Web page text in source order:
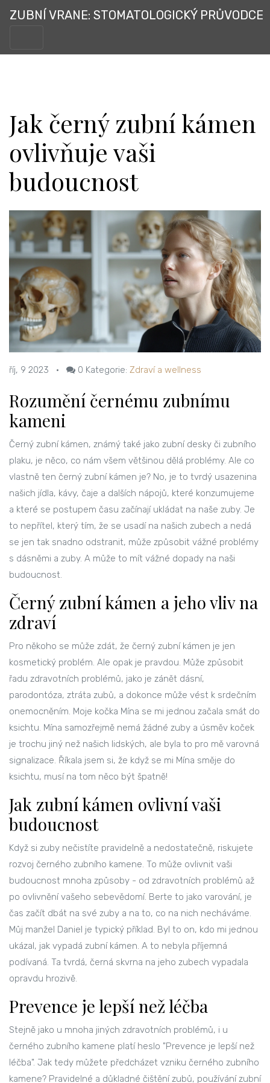
ZUBNÍ VRANE: STOMATOLOGICKÝ PRŮVODCE
Jak černý zubní kámen
ovlivňuje vaši
budoucnost
říj, 9 2023 • 0 Kategorie: Zdraví a wellness
Rozumění černému zubnímu
kameni
Černý zubní kámen, známý také jako zubní desky či zubního
plaku, je něco, co nám všem většinou dělá problémy. Ale co
vlastně ten černý zubní kámen je? No, je to tvrdý usazenina
našich jídla, kávy, čaje a dalších nápojů, které konzumujeme
a které se postupem času začínají ukládat na naše zuby. Je
to nepřítel, který tím, že se usadí na našich zubech a nedá
se jen tak snadno odstranit, může způsobit vážné problémy
s dásněmi a zuby. A může to mít vážné dopady na naši
budoucnost.
Černý zubní kámen a jeho vliv na
zdraví
Pro někoho se může zdát, že černý zubní kámen je jen
kosmetický problém. Ale opak je pravdou. Může způsobit
řadu zdravotních problémů, jako je zánět dásní,
parodontóza, ztráta zubů, a dokonce může vést k srdečním
onemocněním. Moje kočka Mína se mi jednou začala smát do
ksichtu. Mína samozřejmě nemá žádné zuby a úsměv koček
je trochu jiný než našich lidských, ale byla to pro mě varovná
signalizace. Říkala jsem si, že když se mi Mína směje do
ksichtu, musí na tom něco být špatně!
Jak zubní kámen ovlivní vaši
budoucnost
Když si zuby nečistíte pravidelně a nedostatečně, riskujete
rozvoj černého zubního kamene. To může ovlivnit vaši
budoucnost mnoha způsoby - od zdravotních problémů až
po ovlivnění vašeho sebevědomí. Berte to jako varování, je
čas začít dbát na své zuby a na to, co na nich necháváme.
Můj manžel Daniel je typický příklad. Byl to on, kdo mi jednou
ukázal, jak vypadá zubní kámen. A to nebyla příjemná
podívaná. Ta tvrdá, černá skvrna na jeho zubech vypadala
opravdu hrozivě.
Prevence je lepší než léčba
Stejně jako u mnoha jiných zdravotních problémů, i u
černého zubního kamene platí heslo "Prevence je lepší než
léčba". Jak tedy můžete předcházet vzniku černého zubního
kamene? Pravidelné a důkladné čištění zubů, používání zubní